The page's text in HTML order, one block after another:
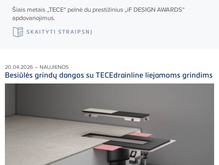
Šiais metais „TECE“ pelnė du prestižinius „iF DESIGN AWARDS“
apdovanojimus.
SKAITYTI STRAIPSNĮ
20.04.2026 – NAUJIENOS
Besiūlės grindų dangos su TECEdrainline liejamoms grindims